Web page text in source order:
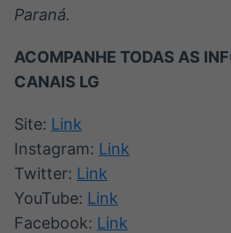
Paraná.
ACOMPANHE TODAS AS
CANAIS LG
Site: Link
Instagram: Link
Twitter: Link
YouTube: Link
Facebook: Link